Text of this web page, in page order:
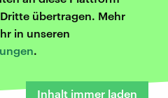
übertragen. Mehr
in unseren
.
Inhalt immer laden